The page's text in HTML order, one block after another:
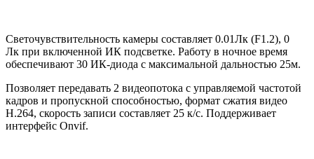
Светочувствительность камеры составляет 0.01Лк (F1.2), 0
Лк при включенной ИК подсветке. Работу в ночное время
обеспечивают 30 ИК-диода с максимальной дальностью 25м.
Позволяет передавать 2 видеопотока с управляемой частотой
кадров и пропускной способностью, формат сжатия видео
H.264, скорость записи составляет 25 к/с. Поддерживает
интерфейс Onvif.